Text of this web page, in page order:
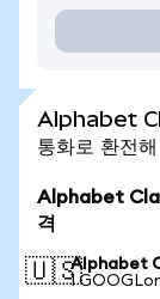
Alphabet
통화로 환전
Alphabet
격
🇺🇸Alphabet
1